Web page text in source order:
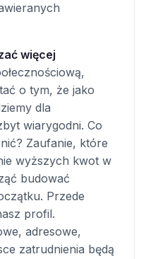
więcej
o tym, że jako
dla
wiarygodni. Co
Zaufanie, które
wyższych kwot w
budować
Przede
profil.
adresowe,
zatrudnienia będą